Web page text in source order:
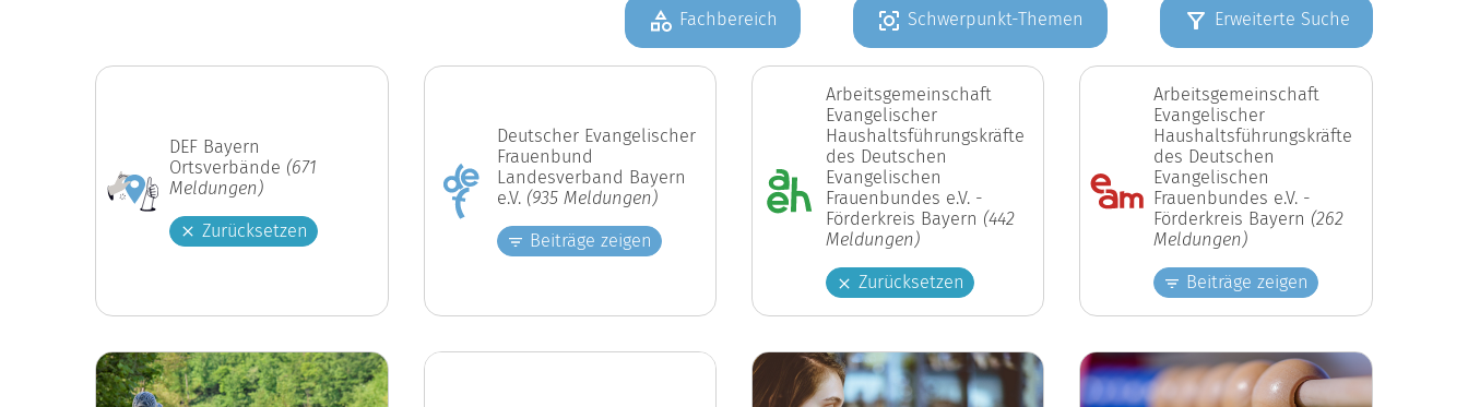
Fachbereich Schwerpunkt-Themen Erweiterte Suche
DEF Bayern
Ortsverbände (671
Meldungen)
Zurücksetzen
Deutscher Evangelischer
Frauenbund
Landesverband Bayern
e.V. (935 Meldungen)
Beiträge zeigen
Arbeitsgemeinschaft
Evangelischer
Haushaltsführungskräfte
des Deutschen
Evangelischen
Frauenbundes e.V. -
Förderkreis Bayern (442
Meldungen)
Zurücksetzen
Arbeitsgemeinschaft
Evangelischer
Haushaltsführungskräfte
des Deutschen
Evangelischen
Frauenbundes e.V. -
Förderkreis Bayern (262
Meldungen)
Beiträge zeigen